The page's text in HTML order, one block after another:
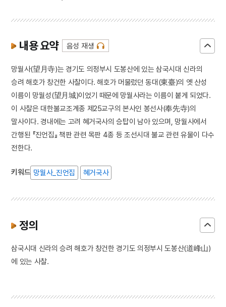
내용 요약 음성 재생
망월사(望月寺)는 경기도 의정부시 도봉산에 있는 삼국시대 신라의
승려 해호가 창건한 사찰이다. 해호가 머물렀던 동대(東臺)의 옛 산성
이름이 망월성(望月城)이었기 때문에 망월사라는 이름이 붙게 되었다.
이 사찰은 대한불교조계종 제25교구의 본사인 봉선사(奉先寺)의
말사이다. 경내에는 고려 혜거국사의 승탑이 남아 있으며, 망월사에서
간행된 『진언집』 책판 관련 목판 4종 등 조선시대 불교 관련 유물이 다수
전한다.
키워드 망월사_진언집 혜거국사
정의
삼국시대 신라의 승려 해호가 창건한 경기도 의정부시 도봉산(道峰山)
에 있는 사찰.